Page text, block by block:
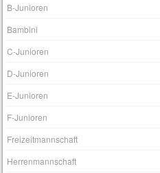
B-Junioren
Bambini
C-Junioren
D-Junioren
E-Junioren
F-Junioren
Freizeitmannschaft
Herrenmannschaft